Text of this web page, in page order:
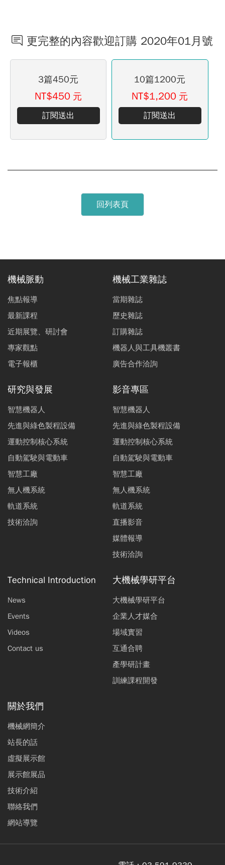
更完整的內容歡迎訂購 2020年01月號
3篇450元
NT$450 元
訂閱送出
10篇1200元
NT$1,200 元
訂閱送出
回列表頁
機械脈動
焦點報導
最新課程
近期展覽、研討會
專家觀點
電子報櫃
機械工業雜誌
當期雜誌
歷史雜誌
訂購雜誌
機器人與工具機叢書
廣告合作洽詢
研究與發展
智慧機器人
先進與綠色製程設備
運動控制核心系統
自動駕駛與電動車
智慧工廠
無人機系統
軌道系統
技術洽詢
影音專區
智慧機器人
先進與綠色製程設備
運動控制核心系統
自動駕駛與電動車
智慧工廠
無人機系統
軌道系統
直播影音
媒體報導
技術洽詢
Technical Introduction
News
Events
Videos
Contact us
大機械學研平台
大機械學研平台
企業人才媒合
場域實習
互通合聘
產學研計畫
訓練課程開發
關於我們
機械網簡介
站長的話
虛擬展示館
展示館展品
技術介紹
聯絡我們
網站導覽